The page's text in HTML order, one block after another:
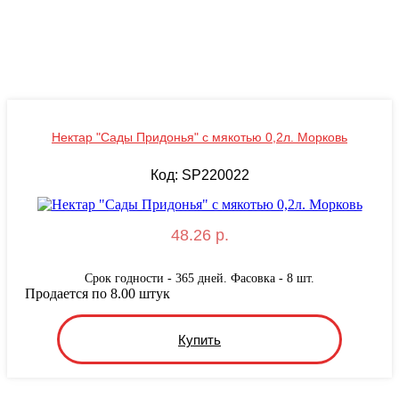
Нектар "Сады Придонья" с мякотью 0,2л. Морковь
Код: SP220022
48.26 р.
Срок годности - 365 дней. Фасовка - 8 шт.
Купить
Продается по 8.00 штук